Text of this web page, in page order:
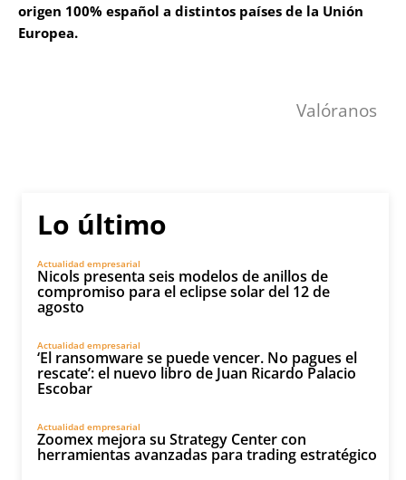
origen 100% español a distintos países de la Unión
Europea.
Valóranos
Lo último
Actualidad empresarial
Nicols presenta seis modelos de anillos de
compromiso para el eclipse solar del 12 de
agosto
Actualidad empresarial
‘El ransomware se puede vencer. No pagues el
rescate’: el nuevo libro de Juan Ricardo Palacio
Escobar
Actualidad empresarial
Zoomex mejora su Strategy Center con
herramientas avanzadas para trading estratégico